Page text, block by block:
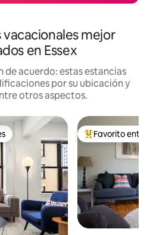
mejor
en Essex
de acuerdo: estas estancias
por su ubicación y
otros aspectos.
De los mejores
Favorito entre